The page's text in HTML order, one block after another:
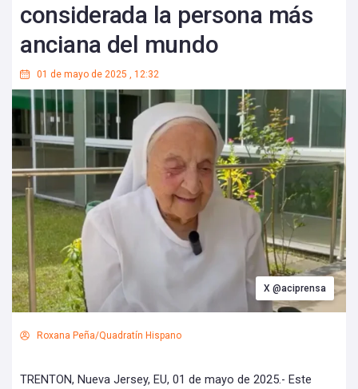
considerada la persona más
anciana del mundo
01 de mayo de 2025 , 12:32
X @aciprensa
Roxana Peña/Quadratín Hispano
TRENTON, Nueva Jersey, EU, 01 de mayo de 2025.- Este